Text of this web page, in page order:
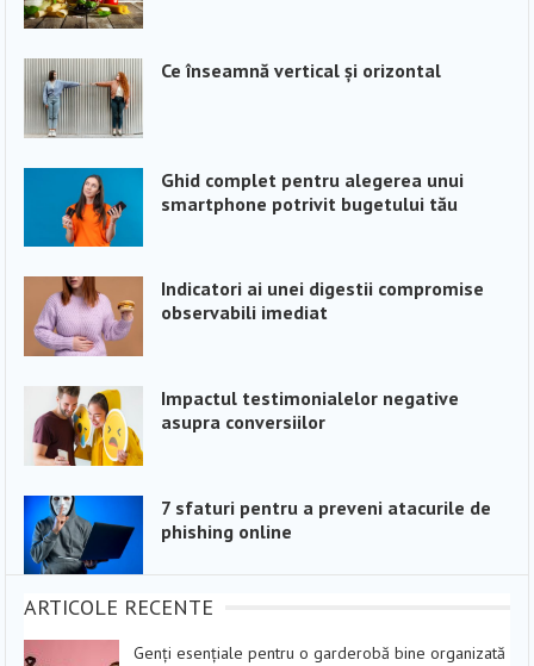
Ce înseamnă vertical și orizontal
Ghid complet pentru alegerea unui
smartphone potrivit bugetului tău
Indicatori ai unei digestii compromise
observabili imediat
Impactul testimonialelor negative
asupra conversiilor
7 sfaturi pentru a preveni atacurile de
phishing online
ARTICOLE RECENTE
Genți esențiale pentru o garderobă bine organizată